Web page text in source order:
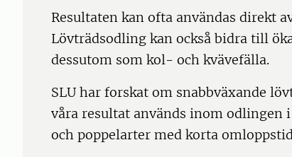
Resultaten kan ofta användas direkt
Lövträdsodling kan också bidra till
dessutom som kol- och kvävefälla.
SLU har forskat om snabbväxande
våra resultat används inom
och poppelarter med korta